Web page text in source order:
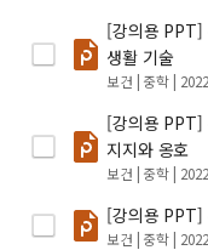
[강의용 PPT]
생활 기술
보건 | 중학 |
[강의용 PPT]
지지와 옹호
보건 | 중학 |
[강의용 PPT]
보건 | 중학 |